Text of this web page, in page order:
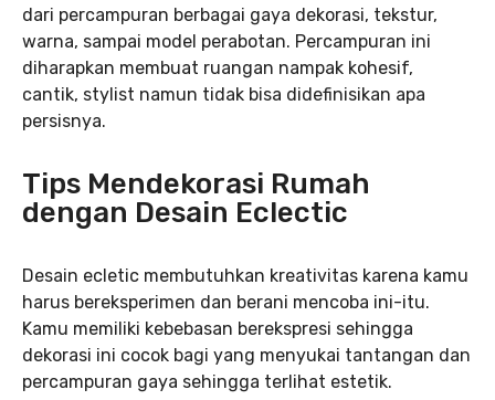
dari percampuran berbagai gaya dekorasi, tekstur,
warna, sampai model perabotan. Percampuran ini
diharapkan membuat ruangan nampak kohesif,
cantik, stylist namun tidak bisa didefinisikan apa
persisnya.
Tips Mendekorasi Rumah
dengan Desain Eclectic
Desain ecletic membutuhkan kreativitas karena kamu
harus bereksperimen dan berani mencoba ini-itu.
Kamu memiliki kebebasan berekspresi sehingga
dekorasi ini cocok bagi yang menyukai tantangan dan
percampuran gaya sehingga terlihat estetik.